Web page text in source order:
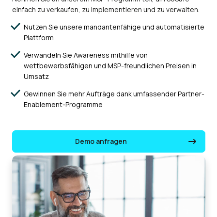
Antonia Schröder
„Das Team von Prianto und QBS freut sich
auf die Zusammenarbeit mit SoSafe und
darauf, die innovative MSP-Plattform
unserer großen Partner-Community zur
Verfügung zu stellen und den Endkunden
Oliver Roth
CCO, Prianto
einfach zu verkaufen, zu implementieren und zu verwalten.
Nutzen Sie unsere mandantenfähige und automatisierte
Plattform
Verwandeln Sie Awareness mithilfe von
wettbewerbsfähigen und MSP-freundlichen Preisen in
Umsatz
Gewinnen Sie mehr Aufträge dank umfassender Partner-
Enablement-Programme
Demo anfragen